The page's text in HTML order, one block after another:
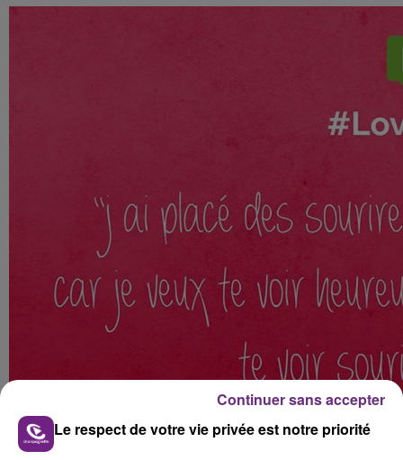
Le respect de votre vie privée est notre priorité
Continuer sans accepter